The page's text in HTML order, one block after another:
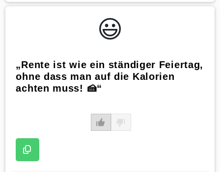
WhatsApp
😃️
„Rente ist wie ein ständiger Feiertag,
ohne dass man auf die Kalorien
achten muss! 🍰“